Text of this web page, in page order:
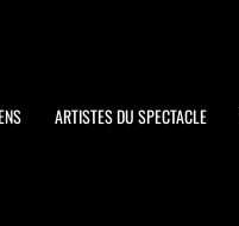
ARTISTES DU SPECTACLE